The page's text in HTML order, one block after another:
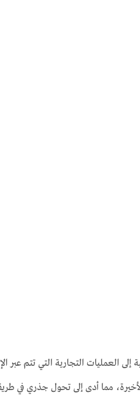
إلى العمليات التجارية التي
مما أدى إلى تحول جذري في